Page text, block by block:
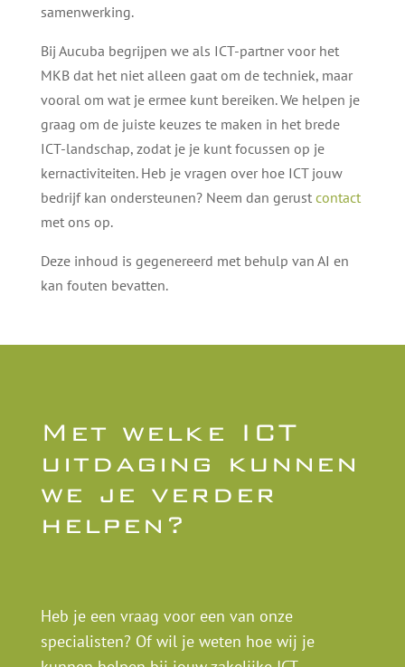
samenwerking.
Bij Aucuba begrijpen we als ICT-partner voor het
MKB dat het niet alleen gaat om de techniek, maar
vooral om wat je ermee kunt bereiken. We helpen je
graag om de juiste keuzes te maken in het brede
ICT-landschap, zodat je je kunt focussen op je
kernactiviteiten. Heb je vragen over hoe ICT jouw
bedrijf kan ondersteunen? Neem dan gerust contact
met ons op.
Deze inhoud is gegenereerd met behulp van AI en
kan fouten bevatten.
Met welke ICT
uitdaging kunnen
we je verder
helpen?
Heb je een vraag voor een van onze
specialisten? Of wil je weten hoe wij je